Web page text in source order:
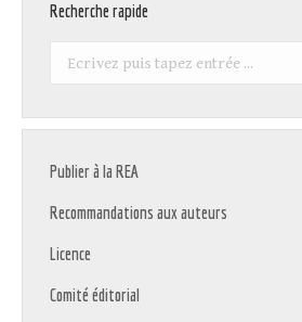
Recherche rapide
Recherche
Publier à la REA
Recommandations aux auteurs
Licence
Comité éditorial